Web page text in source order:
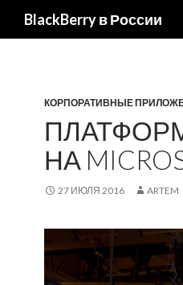
BlackBerry в России
КОРПОРАТИВНЫЕ
НА
27 ИЮЛЯ 2016 ARTEM